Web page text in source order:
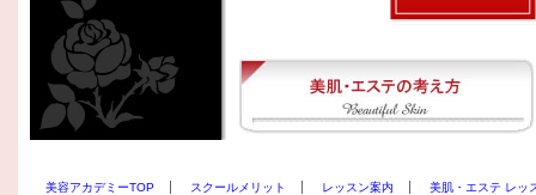
美容アカデミーTOP スクールメリット レッスン案内
美肌・エステ レッ